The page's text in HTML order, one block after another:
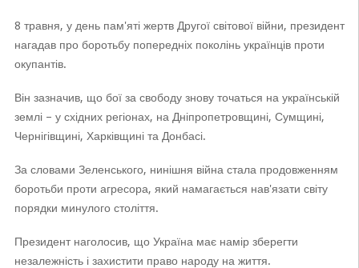
8 травня, у день пам'яті жертв Другої світової війни, президент
нагадав про боротьбу попередніх поколінь українців проти
окупантів.
Він зазначив, що бої за свободу знову точаться на українській
землі – у східних регіонах, на Дніпропетровщині, Сумщині,
Чернігівщині, Харківщині та Донбасі.
За словами Зеленського, нинішня війна стала продовженням
боротьби проти агресора, який намагається нав'язати світу
порядки минулого століття.
Президент наголосив, що Україна має намір зберегти
незалежність і захистити право народу на життя.